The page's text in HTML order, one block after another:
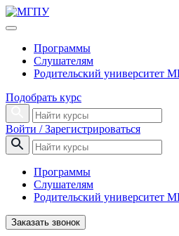
Программы
Слушателям
Родительский университет
Подобрать курс
Войти / Зарегистрироваться
Программы
Слушателям
Родительский университет
Заказать звонок